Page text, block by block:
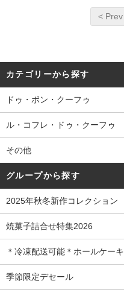
< Prev
カテゴリーから探す
ドゥ・ボン・クーフゥ
ル・コフレ・ドゥ・クーフゥ
その他
グループから探す
2025年秋冬新作コレクション
焼菓子詰合せ特集2026
＊冷凍配送可能＊ホールケーキ
季節限定デセール